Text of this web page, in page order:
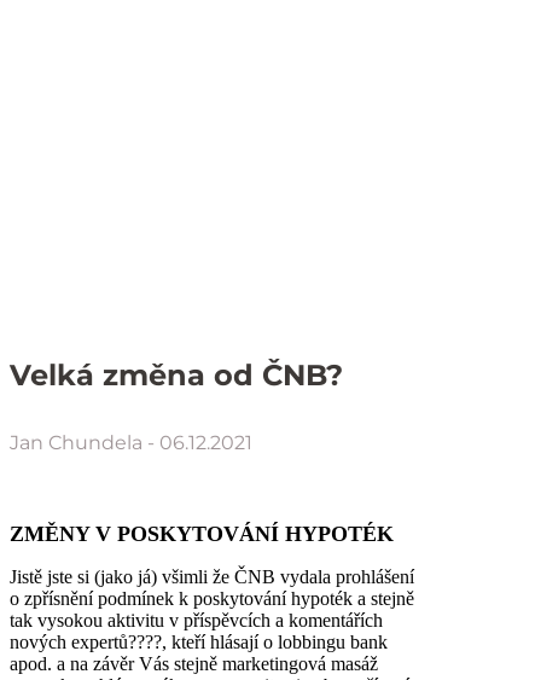
Velká změna od ČNB?
Jan Chundela - 06.12.2021
ZMĚNY V POSKYTOVÁNÍ HYPOTÉK
Jistě jste si (jako já) všimli že ČNB vydala prohlášení
o zpřísnění podmínek k poskytování hypoték a stejně
tak vysokou aktivitu v příspěvcích a komentářích
nových expertů????, kteří hlásají o lobbingu bank
apod. a na závěr Vás stejně marketingová masáž